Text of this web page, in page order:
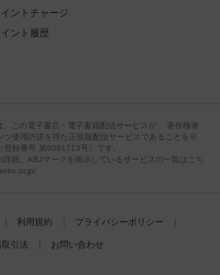
ントチャージ
ント履歴
、この電子書店・電子書籍配信サービスが、 著作権者
ツ使用許諾を得た正規版配信サービスであることを示
登録番号 第6091713号）です。
詳細、ABJマークを掲示しているサービスの一覧はこち
利用規約 プライバシーポリシー
引法 お問い合わせ